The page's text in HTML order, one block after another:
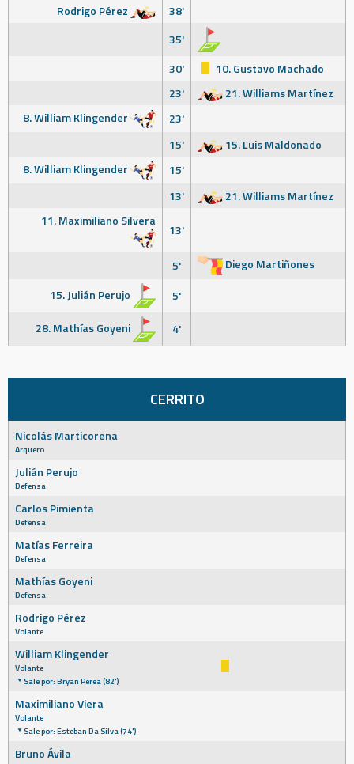
Rodrigo Pérez
38'
35'
30'
10. Gustavo Machado
23'
21. Williams Martínez
8. William Klingender
23'
15'
15. Luis Maldonado
8. William Klingender
15'
13'
21. Williams Martínez
11. Maximiliano Silvera
13'
5'
Diego Martiñones
15. Julián Perujo
5'
28. Mathías Goyeni
4'
CERRITO
Nicolás Marticorena
Arquero
Julián Perujo
Defensa
Carlos Pimienta
Defensa
Matías Ferreira
Defensa
Mathías Goyeni
Defensa
Rodrigo Pérez
Volante
William Klingender
Volante
Sale por: Bryan Perea (82')
Maximiliano Viera
Volante
Sale por: Esteban Da Silva (74')
Bruno Ávila